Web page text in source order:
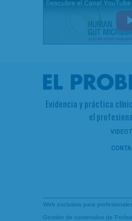
Evidencia y práctica
el
Web exclusiva para
Gestión de contenidos de